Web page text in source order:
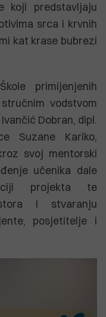
koji predstavljaju
srca i krvnih
kat krase bubrezi
primijenjenih
vodstvom
Dobran, dipl.
Suzane Kariko,
svoj mentorski
učenika dale
projekta te
i stvaranju
posjetitelje i